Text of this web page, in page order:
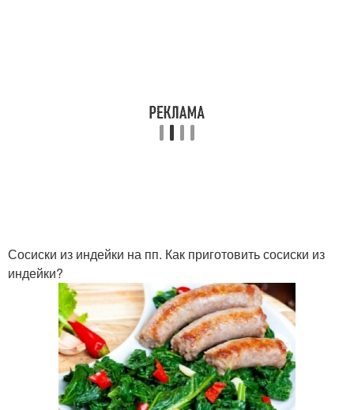
Сосиски из индейки на пп. Как приготовить сосиски из
индейки?